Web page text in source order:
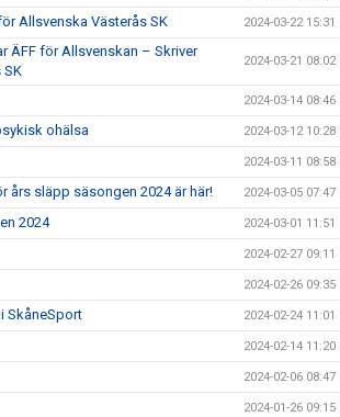
Allsvenska Västerås SK 2024-03-22 15:31
ÄFF för Allsvenskan – Skriver
SK
2024-03-21 08:02
2024-03-14 08:46
ohälsa 2024-03-12 10:28
2024-03-11 08:58
års släpp säsongen 2024 är här! 2024-03-05 07:47
2024 2024-03-01 11:51
2024-02-27 09:11
2024-02-26 09:35
SkåneSport 2024-02-24 11:01
2024-02-14 11:20
2024-02-06 08:47
2024-01-26 09:15